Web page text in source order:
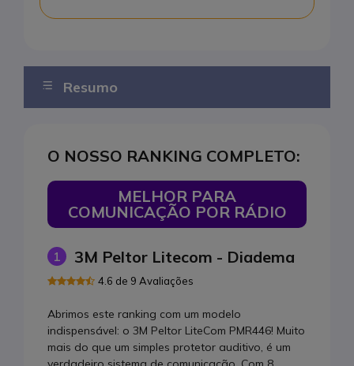
Resumo
Top 10
Melhor para comunicação por rádio
Melhor com Bluetooth
Maior conforto para longas jornadas
Melhor para trabalhos de campo
Melhor para comunicação simultânea
Melhor proteção passiva contra ruído
O NOSSO RANKING COMPLETO:
MELHOR PARA
COMUNICAÇÃO POR RÁDIO
1 3M Peltor Litecom - Diadema
4.6 de 9 Avaliações
Abrimos este ranking com um modelo
indispensável: o 3M Peltor LiteCom PMR446! Muito
mais do que um simples protetor auditivo, é um